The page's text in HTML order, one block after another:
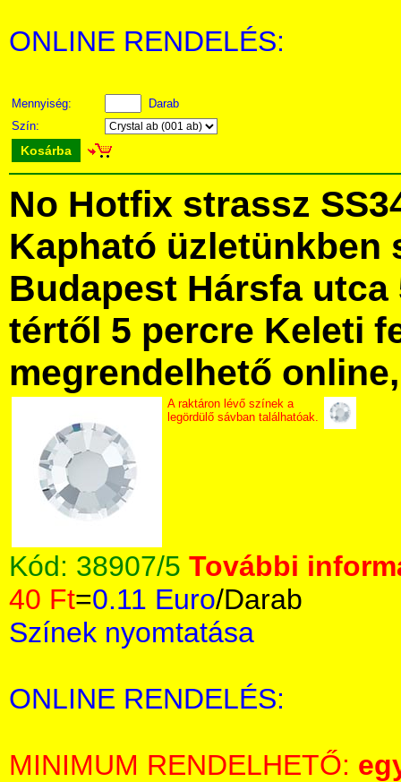
ONLINE RENDELÉS:
Mennyiség:
Darab
Szín:
Kosárba
No Hotfix strassz
Kapható üzletünkben
Budapest Hársfa utca
tértől 5 percre Keleti
megrendelhető
A raktáron lévő színek a
legördülő sávban találhatóak.
Kód: 38907/5 További
40 Ft=0.11 Euro/Darab
Színek nyomtatása
ONLINE RENDELÉS:
MINIMUM RENDELHETŐ: